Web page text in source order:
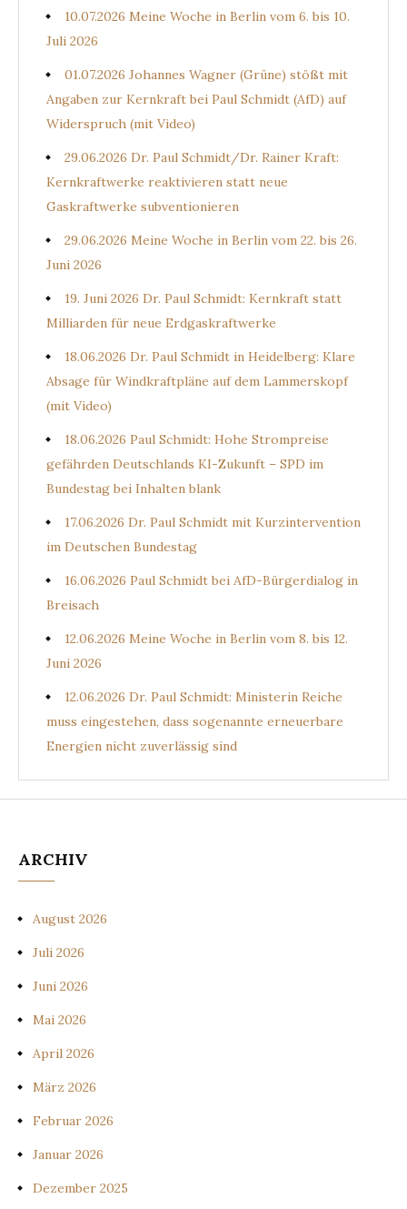
10.07.2026 Meine Woche in Berlin vom 6. bis 10.
Juli 2026
01.07.2026 Johannes Wagner (Grüne) stößt mit
Angaben zur Kernkraft bei Paul Schmidt (AfD) auf
Widerspruch (mit Video)
29.06.2026 Dr. Paul Schmidt/Dr. Rainer Kraft:
Kernkraftwerke reaktivieren statt neue
Gaskraftwerke subventionieren
29.06.2026 Meine Woche in Berlin vom 22. bis 26.
Juni 2026
19. Juni 2026 Dr. Paul Schmidt: Kernkraft statt
Milliarden für neue Erdgaskraftwerke
18.06.2026 Dr. Paul Schmidt in Heidelberg: Klare
Absage für Windkraftpläne auf dem Lammerskopf
(mit Video)
18.06.2026 Paul Schmidt: Hohe Strompreise
gefährden Deutschlands KI-Zukunft – SPD im
Bundestag bei Inhalten blank
17.06.2026 Dr. Paul Schmidt mit Kurzintervention
im Deutschen Bundestag
16.06.2026 Paul Schmidt bei AfD-Bürgerdialog in
Breisach
12.06.2026 Meine Woche in Berlin vom 8. bis 12.
Juni 2026
12.06.2026 Dr. Paul Schmidt: Ministerin Reiche
muss eingestehen, dass sogenannte erneuerbare
Energien nicht zuverlässig sind
ARCHIV
August 2026
Juli 2026
Juni 2026
Mai 2026
April 2026
März 2026
Februar 2026
Januar 2026
Dezember 2025